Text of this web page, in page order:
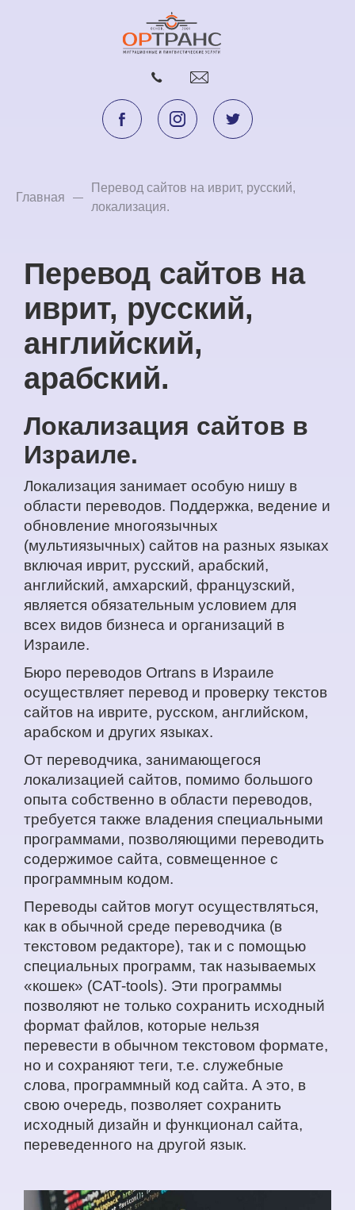
Главная
Перевод сайтов на иврит, русский,
локализация.
Перевод сайтов на
иврит, русский,
английский,
арабский.
Локализация сайтов в
Израиле.
Локализация занимает особую нишу в
области переводов. Поддержка, ведение и
обновление многоязычных
(мультиязычных) сайтов на разных языках
включая иврит, русский, арабский,
английский, амхарский, французский,
является обязательным условием для
всех видов бизнеса и организаций в
Израиле.
Бюро переводов Ortrans в Израиле
осуществляет перевод и проверку текстов
сайтов на иврите, русском, английском,
арабском и других языках.
От переводчика, занимающегося
локализацией сайтов, помимо большого
опыта собственно в области переводов,
требуется также владения специальными
программами, позволяющими переводить
содержимое сайта, совмещенное с
программным кодом.
Переводы сайтов могут осуществляться,
как в обычной среде переводчика (в
текстовом редакторе), так и с помощью
специальных программ, так называемых
«кошек» (CAT-tools). Эти программы
позволяют не только сохранить исходный
формат файлов, которые нельзя
перевести в обычном текстовом формате,
но и сохраняют теги, т.е. служебные
слова, программный код сайта. А это, в
свою очередь, позволяет сохранить
исходный дизайн и функционал сайта,
переведенного на другой язык.